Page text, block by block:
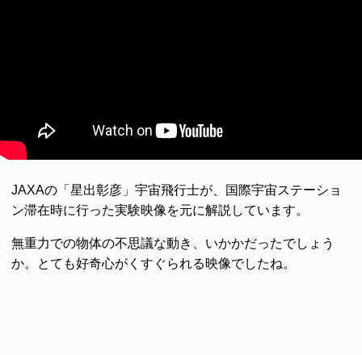
JAXAの「星出彰彦」宇宙飛行士が、国際宇宙ステーショ
ン滞在時に行った実験映像を元に解説しています。
無重力での物体の不思議な動き、いかかだったでしょう
か。とても好奇心がくすぐられる映像でしたね。